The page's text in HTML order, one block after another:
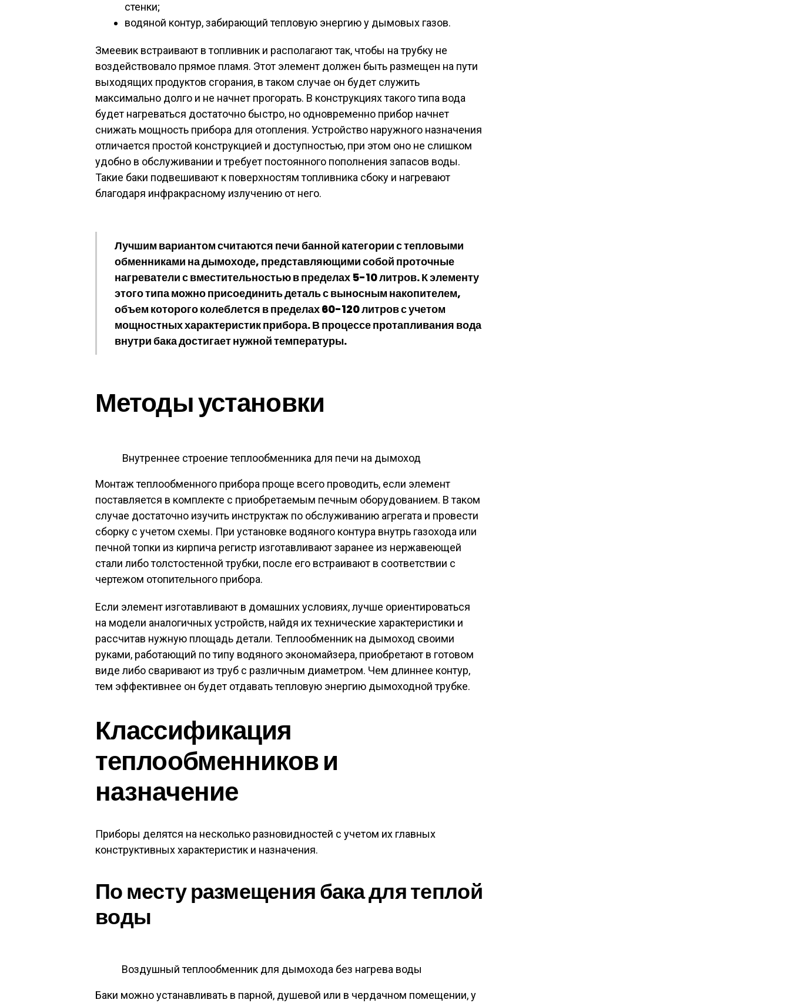
стенки;
водяной контур, забирающий тепловую энергию у дымовых газов.
Змеевик встраивают в топливник и располагают так, чтобы на трубку не
воздействовало прямое пламя. Этот элемент должен быть размещен на пути
выходящих продуктов сгорания, в таком случае он будет служить
максимально долго и не начнет прогорать. В конструкциях такого типа вода
будет нагреваться достаточно быстро, но одновременно прибор начнет
снижать мощность прибора для отопления. Устройство наружного назначения
отличается простой конструкцией и доступностью, при этом оно не слишком
удобно в обслуживании и требует постоянного пополнения запасов воды.
Такие баки подвешивают к поверхностям топливника сбоку и нагревают
благодаря инфракрасному излучению от него.
Лучшим вариантом считаются печи банной категории с тепловыми
обменниками на дымоходе, представляющими собой проточные
нагреватели с вместительностью в пределах 5-10 литров. К элементу
этого типа можно присоединить деталь с выносным накопителем,
объем которого колеблется в пределах 60-120 литров с учетом
мощностных характеристик прибора. В процессе протапливания вода
внутри бака достигает нужной температуры.
Методы установки
Внутреннее строение теплообменника для печи на дымоход
Монтаж теплообменного прибора проще всего проводить, если элемент
поставляется в комплекте с приобретаемым печным оборудованием. В таком
случае достаточно изучить инструктаж по обслуживанию агрегата и провести
сборку с учетом схемы. При установке водяного контура внутрь газохода или
печной топки из кирпича регистр изготавливают заранее из нержавеющей
стали либо толстостенной трубки, после его встраивают в соответствии с
чертежом отопительного прибора.
Если элемент изготавливают в домашних условиях, лучше ориентироваться
на модели аналогичных устройств, найдя их технические характеристики и
рассчитав нужную площадь детали. Теплообменник на дымоход своими
руками, работающий по типу водяного экономайзера, приобретают в готовом
виде либо сваривают из труб с различным диаметром. Чем длиннее контур,
тем эффективнее он будет отдавать тепловую энергию дымоходной трубке.
Классификация
теплообменников и
назначение
Приборы делятся на несколько разновидностей с учетом их главных
конструктивных характеристик и назначения.
По месту размещения бака для теплой
воды
Воздушный теплообменник для дымохода без нагрева воды
Баки можно устанавливать в парной, душевой или в чердачном помещении, у